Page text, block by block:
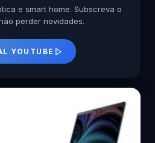
e smart home. Subscreva o
perder novidades.
YOUTUBE